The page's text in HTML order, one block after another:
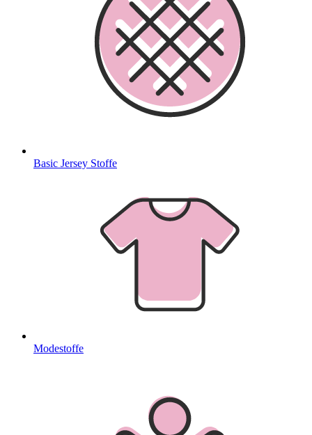
Basic Jersey Stoffe
Modestoffe